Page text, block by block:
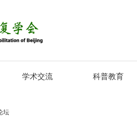
学术交流 科普教育
坛